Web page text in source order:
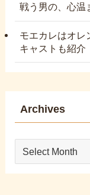
戦う男の、心温
モエカレはオレ
キャストも紹介
Archives
Archives